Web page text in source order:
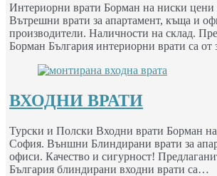
Интериорни врати Борман на ниски
Вътрешни врати за апартамент, къща и
производители. Наличности на склад.
Борман България интериорни врати са от
ВХОДНИ ВРАТИ
Турски и Полски Входни врати Борман
София. Външни Блиндирани врати за
офиси. Качество и сигурност!
България блиндирани входни врати са…